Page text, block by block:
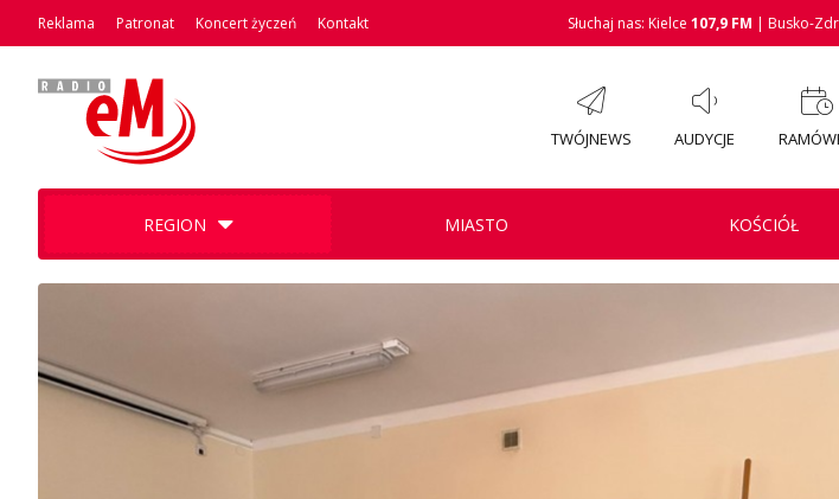
Reklama Patronat Koncert życzeń Kontakt Słuchaj nas: Kielce 107,9 FM | Busko-
TWÓJNEWS AUDYCJE
REGION MIASTO KOŚCIÓŁ